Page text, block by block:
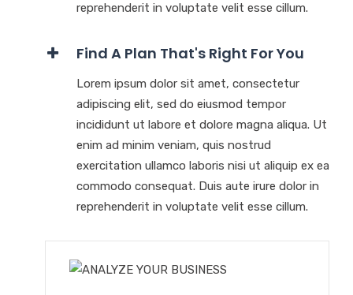
reprehenderit in voluptate velit esse cillum.
Find A Plan That's Right For You
Lorem ipsum dolor sit amet, consectetur
adipiscing elit, sed do eiusmod tempor
incididunt ut labore et dolore magna aliqua. Ut
enim ad minim veniam, quis nostrud
exercitation ullamco laboris nisi ut aliquip ex ea
commodo consequat. Duis aute irure dolor in
reprehenderit in voluptate velit esse cillum.